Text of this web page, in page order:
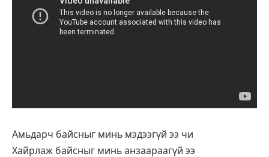
Амьдарч байсныг минь мэдээгүй ээ чи
Хайрлаж байсныг минь анзаараагүй ээ